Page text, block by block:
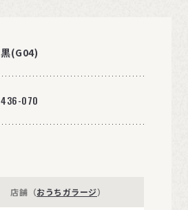
黒(G04)
436-070
店舗（おうちガラージ）